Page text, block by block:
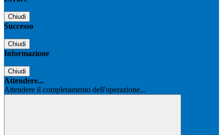
Chiudi
Successo
Chiudi
Informazione
Chiudi
Attendere...
Attendere il completamento dell'operazione...